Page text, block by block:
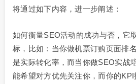
将通过如下内容，进一步阐述：
如何衡量SEO活动的成功与否，它
标，比如：当你做机票订购页面排
是实际转化率，而当你做SEO实战
能希望对方优先关注你，而你的